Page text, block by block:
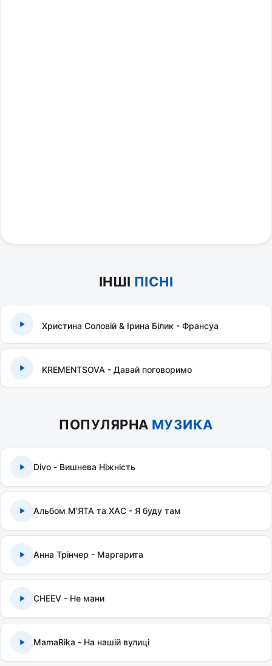
ІНШІ ПІСНІ
Христина Соловій & Ірина Білик - Франсуа
KREMENTSOVA - Давай поговоримо
ПОПУЛЯРНА МУЗИКА
Divo - Вишнева Ніжність
Альбом МʼЯТА та ХАС - Я буду там
Анна Трінчер - Маргарита
CHEEV - Не мани
MamaRika - На нашій вулиці